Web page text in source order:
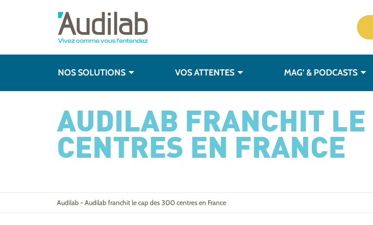
NOS SOLUTIONS VOS ATTENTES MAG’ & PODCASTS
AUDILAB FRANCHIT LE
CENTRES EN FRANCE
Audilab-Audilab franchit le cap des 300 centres en France